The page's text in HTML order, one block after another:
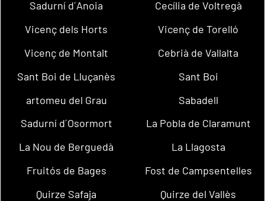
Sadurní d´Anoia
Cecília de Voltregà
Vicenç dels Horts
Vicenç de Torelló
Vicenç de Montalt
Cebrià de Vallalta
Sant Boi de Lluçanès
Sant Boi
artomeu del Grau
Sabadell
Sadurní d´Osormort
La Pobla de Claramunt
La Nou de Berguedà
La Llagosta
Fruitós de Bages
Fost de Campsentelles
Quirze Safaja
Quirze del Vallès